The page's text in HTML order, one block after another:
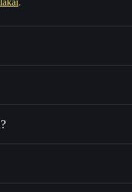
o in migliaia di altri token
nel tempo
pubblicamente i wallet
non-custodial Solflare